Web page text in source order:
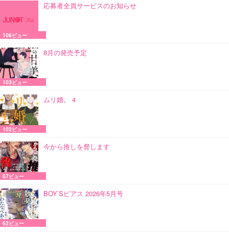
応募者全員サービスのお知らせ
106ビュー
8月の発売予定
103ビュー
ムリ婚。 4
102ビュー
今から推しを脅します
67ビュー
BOY’Sピアス 2026年5月号
62ビュー